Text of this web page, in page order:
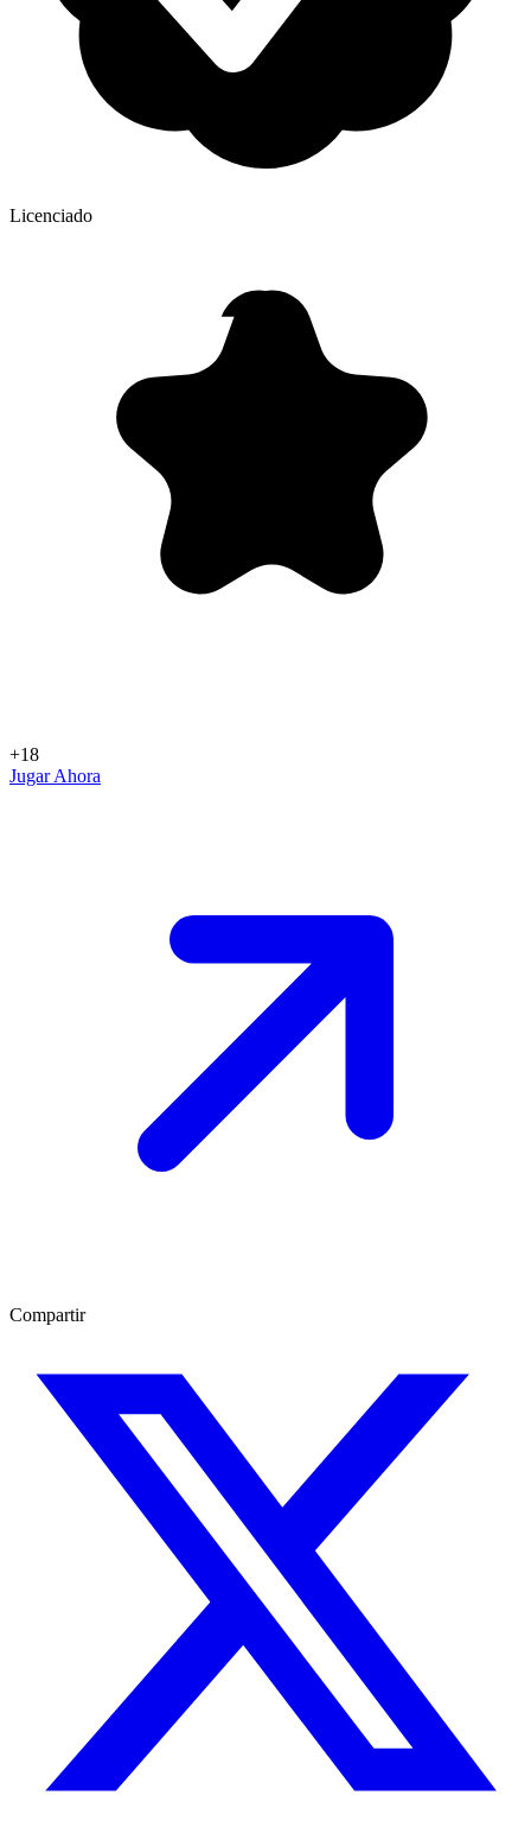
Licenciado
+18
Jugar Ahora
Compartir